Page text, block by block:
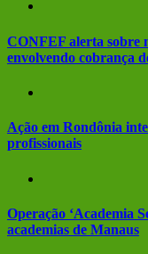
CONFEF alerta sobre
envolvendo cobrança
Ação em Rondônia
profissionais
Operação ‘Academia
academias de Manaus